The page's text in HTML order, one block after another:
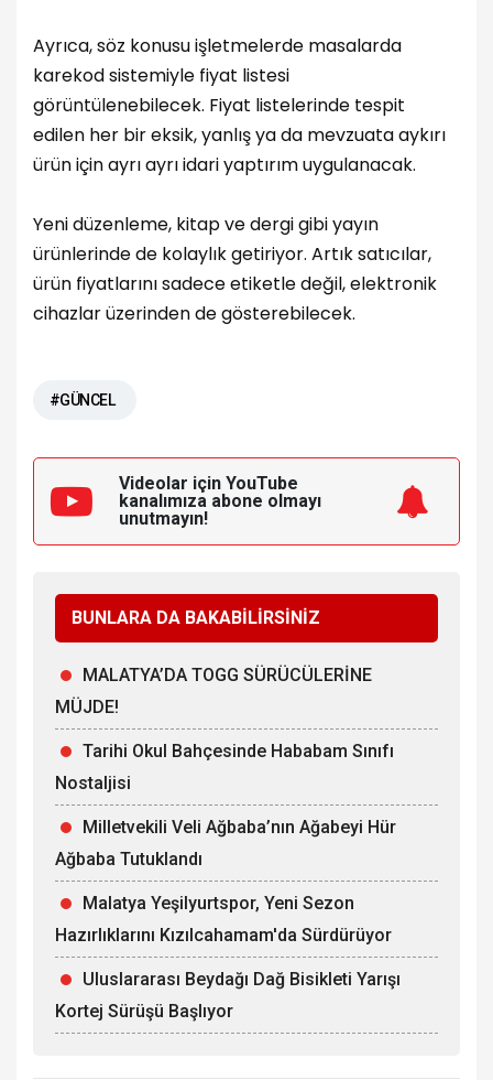
Ayrıca, söz konusu işletmelerde masalarda
karekod sistemiyle fiyat listesi
görüntülenebilecek. Fiyat listelerinde tespit
edilen her bir eksik, yanlış ya da mevzuata aykırı
ürün için ayrı ayrı idari yaptırım uygulanacak.
Yeni düzenleme, kitap ve dergi gibi yayın
ürünlerinde de kolaylık getiriyor. Artık satıcılar,
ürün fiyatlarını sadece etiketle değil, elektronik
cihazlar üzerinden de gösterebilecek.
#GÜNCEL
Videolar için YouTube
kanalımıza abone olmayı
unutmayın!
BUNLARA DA BAKABİLİRSİNİZ
MALATYA’DA TOGG SÜRÜCÜLERİNE
MÜJDE!
Tarihi Okul Bahçesinde Hababam Sınıfı
Nostaljisi
Milletvekili Veli Ağbaba’nın Ağabeyi Hür
Ağbaba Tutuklandı
Malatya Yeşilyurtspor, Yeni Sezon
Hazırlıklarını Kızılcahamam'da Sürdürüyor
Uluslararası Beydağı Dağ Bisikleti Yarışı
Kortej Sürüşü Başlıyor